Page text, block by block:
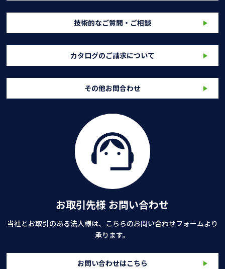
技術的なご質問・ご相談
カタログのご請求について
その他お問合わせ
お取引先様 お問い合わせ
当社とお取引のある法人様は、こちらのお問い合わせフォームより
承ります。
お問い合わせはこちら